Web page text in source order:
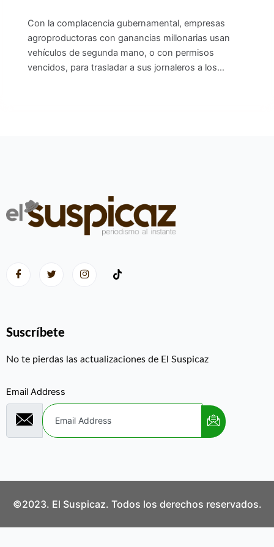
Con la complacencia gubernamental, empresas
agroproductoras con ganancias millonarias usan
vehículos de segunda mano, o con permisos
vencidos, para trasladar a sus jornaleros a los…
Suscríbete
No te pierdas las actualizaciones de El Suspicaz
Email Address
©2023. El Suspicaz. Todos los derechos reservados.